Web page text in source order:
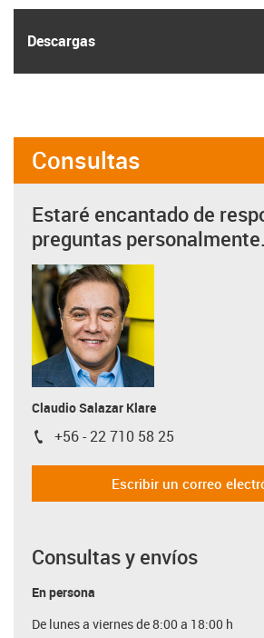
Descargas
Consultas
Estaré encantado de
preguntas personalmente.
Claudio Salazar Klare
igus-icon-phone
+56 - 22 710 58 25
Escribir un correo
Consultas y envíos
En persona
De lunes a viernes de 8:00 a 18:00 h